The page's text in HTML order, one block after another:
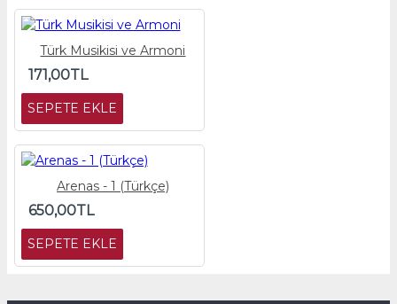
Türk Musikisi ve Armoni
171,00TL
SEPETE EKLE
Arenas - 1 (Türkçe)
650,00TL
SEPETE EKLE